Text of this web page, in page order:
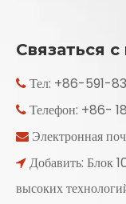
Связаться
 Тел: +86-591-
 Телефон: +86-
 Электронная
 Добавить: Блок
высоких